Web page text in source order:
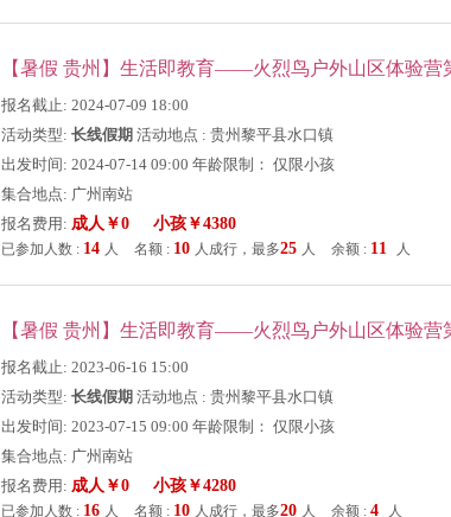
报名截止: 2024-07-09 18:00
活动类型: 长线假期 活动地点 : 贵州黎平县水口镇
出发时间: 2024-07-14 09:00 年龄限制： 仅限小孩
集合地点: 广州南站
报名费用: 成人￥0 小孩￥4380
已参加人数 : 14 人 名额 : 10 人成行，最多25 人 余额 : 11 人
【暑假 贵州】生活即教育——火烈鸟户外山区体验营
报名截止: 2023-06-16 15:00
活动类型: 长线假期 活动地点 : 贵州黎平县水口镇
出发时间: 2023-07-15 09:00 年龄限制： 仅限小孩
集合地点: 广州南站
报名费用: 成人￥0 小孩￥4280
已参加人数 : 16 人 名额 : 10 人成行，最多20 人 余额 : 4 人